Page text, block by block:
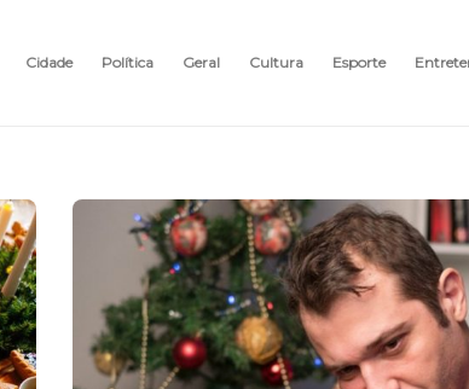
Cidade Política Geral Cultura Esporte